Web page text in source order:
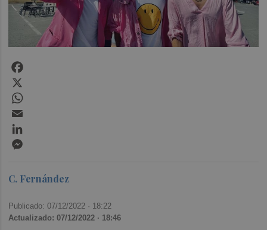
C. Fernández
Publicado: 07/12/2022 · 18:22
Actualizado: 07/12/2022 · 18:46